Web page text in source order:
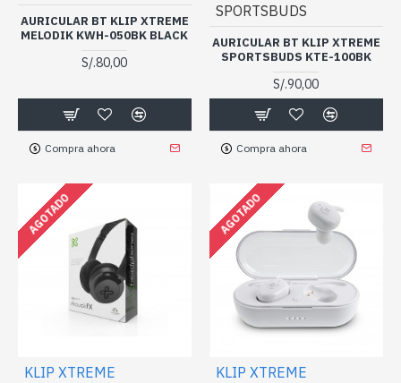
AURICULAR BT KLIP XTREME
MELODIK KWH-050BK BLACK
S/.80,00
Compra ahora
SPORTSBUDS
AURICULAR BT KLIP XTREME
SPORTSBUDS KTE-100BK
S/.90,00
Compra ahora
AGOTADO
KLIP XTREME
AGOTADO
KLIP XTREME